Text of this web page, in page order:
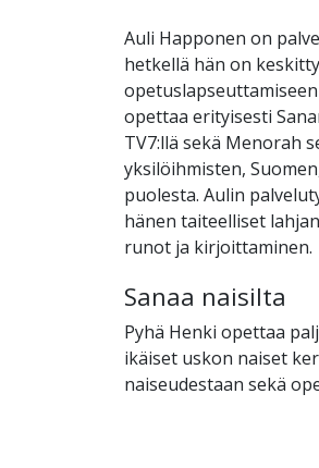
Auli Happonen on
hetkellä hän on
opettaa erityisesti
TV7:llä sekä Menorah
yksilöihmisten,
puolesta. Aulin
hänen taiteelliset
runot ja kirjoittaminen.
Sanaa naisilta
Pyhä Henki opettaa
ikäiset uskon naiset
naiseudestaan sekä